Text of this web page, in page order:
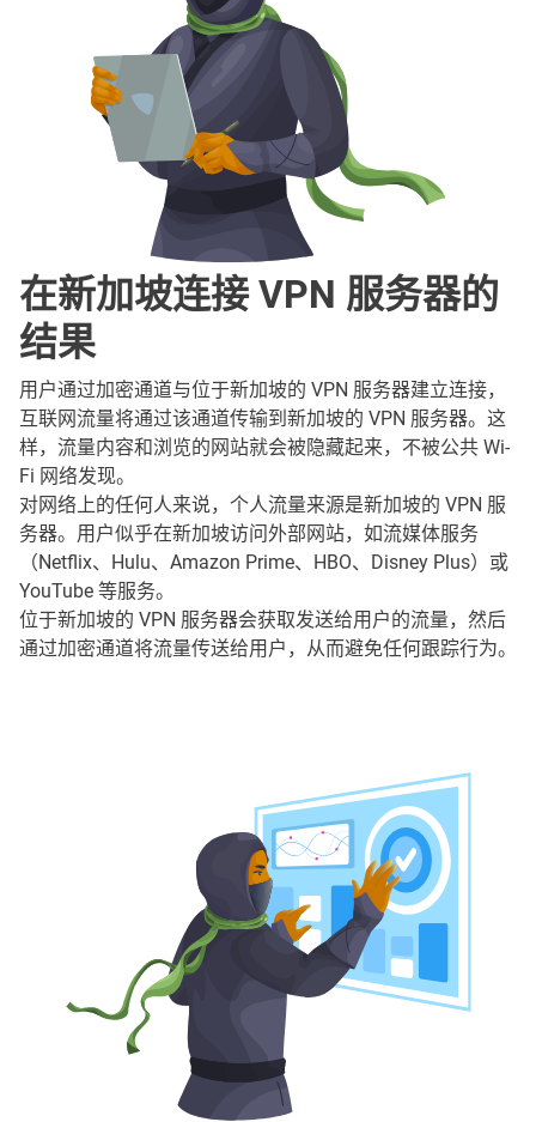
在新加坡连接 VPN 服务器的
结果
用户通过加密通道与位于新加坡的 VPN 服务器建立连接，
互联网流量将通过该通道传输到新加坡的 VPN 服务器。这
样，流量内容和浏览的网站就会被隐藏起来，不被公共 Wi-
Fi 网络发现。
对网络上的任何人来说，个人流量来源是新加坡的 VPN 服
务器。用户似乎在新加坡访问外部网站，如流媒体服务
（Netflix、Hulu、Amazon Prime、HBO、Disney Plus）或
YouTube 等服务。
位于新加坡的 VPN 服务器会获取发送给用户的流量，然后
通过加密通道将流量传送给用户，从而避免任何跟踪行为。